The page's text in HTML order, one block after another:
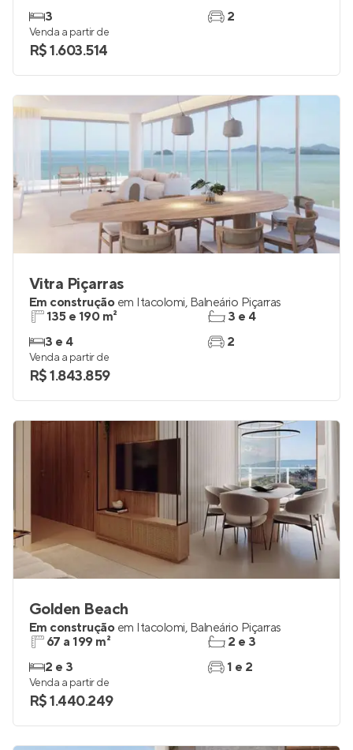
3
2
Venda a partir de
R$ 1.603.514
Vitra Piçarras
Em construção em Itacolomi, Balneário Piçarras
135 e 190 m²
3 e 4
3 e 4
2
Venda a partir de
R$ 1.843.859
Golden Beach
Em construção em Itacolomi, Balneário Piçarras
67 a 199 m²
2 e 3
2 e 3
1 e 2
Venda a partir de
R$ 1.440.249